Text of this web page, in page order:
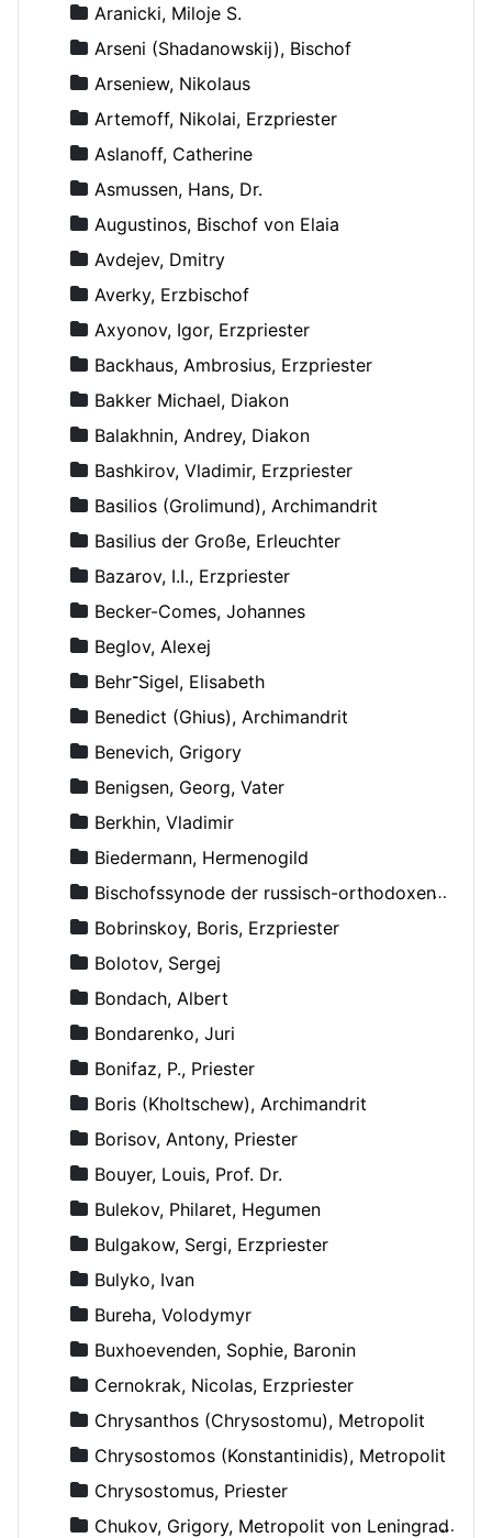
Aranicki, Miloje S.
Arseni (Shadanowskij), Bischof
Arseniew, Nikolaus
Artemoff, Nikolai, Erzpriester
Aslanoff, Catherine
Asmussen, Hans, Dr.
Augustinos, Bischof von Elaia
Avdejev, Dmitry
Averky, Erzbischof
Axyonov, Igor, Erzpriester
Backhaus, Ambrosius, Erzpriester
Bakker Michael, Diakon
Balakhnin, Andrey, Diakon
Bashkirov, Vladimir, Erzpriester
Basilios (Grolimund), Archimandrit
Basilius der Große, Erleuchter
Bazarov, I.I., Erzpriester
Becker-Comes, Johannes
Beglov, Alexej
Behr־Sigel, Elisabeth
Benedict (Ghius), Archimandrit
Benevich, Grigory
Benigsen, Georg, Vater
Berkhin, Vladimir
Biedermann, Hermenogild
Bischofssynode der russisch-orthodoxen Kirche
Bobrinskoy, Boris, Erzpriester
Bolotov, Sergej
Bondach, Albert
Bondarenko, Juri
Bonifaz, P., Priester
Boris (Kholtschew), Archimandrit
Borisov, Antony, Priester
Bouyer, Louis, Prof. Dr.
Bulekov, Philaret, Hegumen
Bulgakow, Sergi, Erzpriester
Bulyko, Ivan
Bureha, Volodymyr
Buxhoevenden, Sophie, Baronin
Cernokrak, Nicolas, Erzpriester
Chrysanthos (Chrysostomu), Metropolit
Chrysostomos (Konstantinidis), Metropolit
Chrysostomus, Priester
Chukov, Grigory, Metropolit von Leningrad und Novgorod